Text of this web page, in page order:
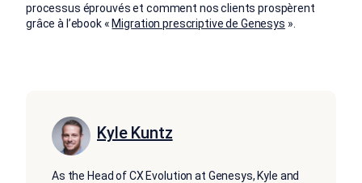
processus éprouvés et comment nos clients prospèrent
grâce à l’ebook « Migration prescriptive de Genesys ».
Kyle Kuntz
As the Head of CX Evolution at Genesys, Kyle and